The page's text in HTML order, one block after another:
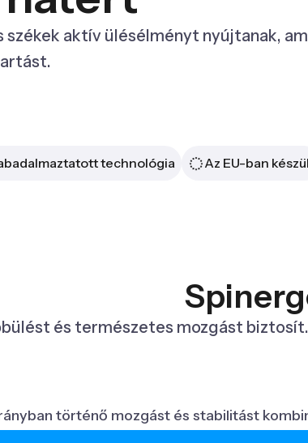
aktív ülésélményt nyújtanak,
technológia Az EU-ban
és természetes mozgást
történő mozgást és stabilitást